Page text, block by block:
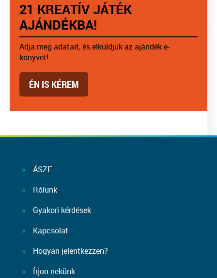
21 KREATÍV JÁTÉK
AJÁNDÉKBA!
Adja meg adatait, és elküldjük az ajándék e-
könyvet!
ÉN IS KÉREM
ÁSZF
Rólunk
Gyakori kérdések
Kapcsolat
Hogyan jelentkezzen?
Írjon nekünk